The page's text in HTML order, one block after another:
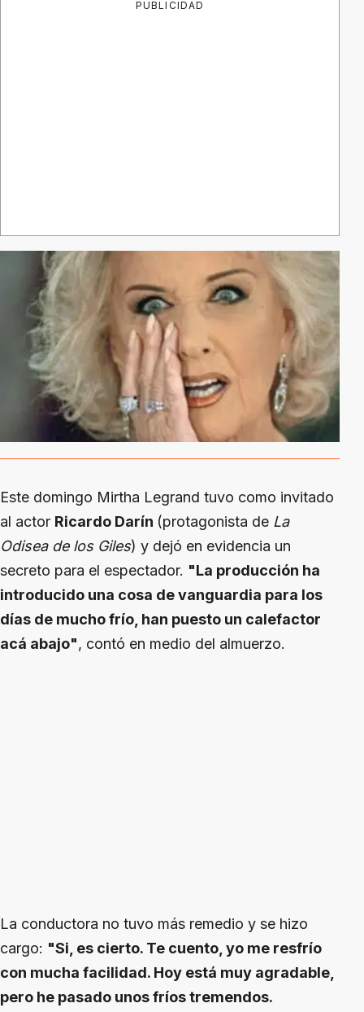
PUBLICIDAD
Este domingo Mirtha Legrand tuvo como invitado
al actor Ricardo Darín (protagonista de La
Odisea de los Giles) y dejó en evidencia un
secreto para el espectador. "La producción ha
introducido una cosa de vanguardia para los
días de mucho frío, han puesto un calefactor
acá abajo", contó en medio del almuerzo.
La conductora no tuvo más remedio y se hizo
cargo: "Si, es cierto. Te cuento, yo me resfrío
con mucha facilidad. Hoy está muy agradable,
pero he pasado unos fríos tremendos.